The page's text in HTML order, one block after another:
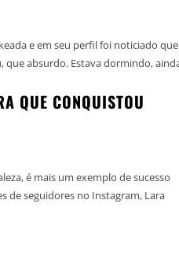
e em seu perfil foi noticiado que
QUE CONQUISTOU
é mais um exemplo de sucesso